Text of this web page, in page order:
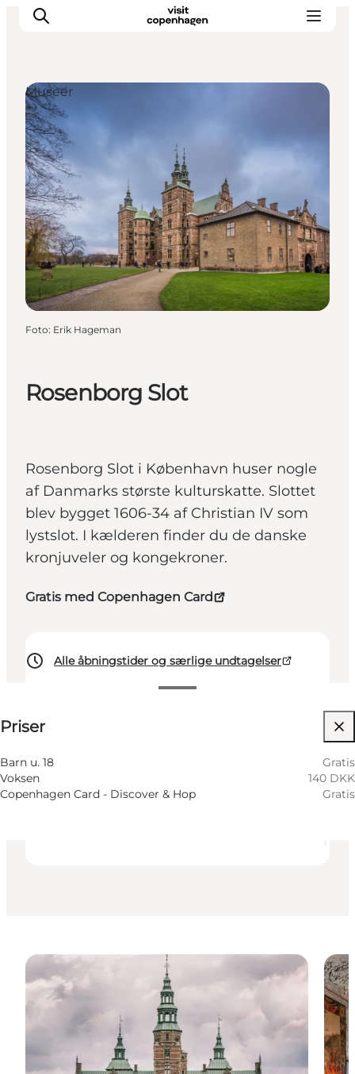
This is Copenhagen
Aktiviteter
Spis & drik
Områder
Planlæg din tur
CopenPay
Copenhagen Card
Rosenborg Slot
Rosenborg Slot i København huser nogle
af Danmarks største kulturskatte. Slottet
blev bygget 1606-34 af Christian IV som
lystslot. I kælderen finder du de danske
kronjuveler og kongekroner.
Gratis med Copenhagen Card
Alle åbningstider og særlige undtagelser
Priser
Barn u. 18
Gratis
Voksen
140 DKK
Copenhagen Card - Discover & Hop
Gratis
⌘
Besøg hjemmeside
Museer
Foto: Erik Hageman